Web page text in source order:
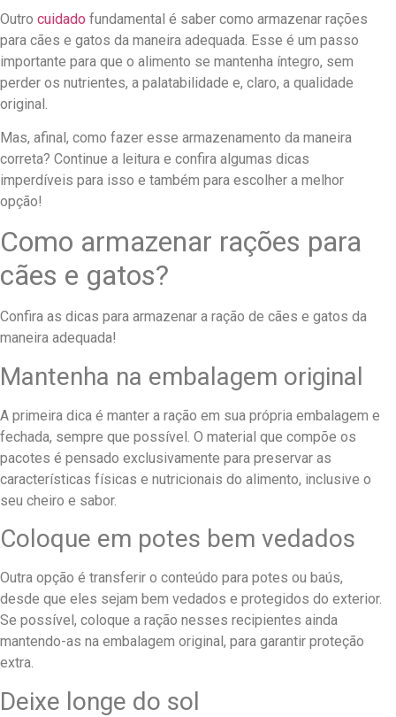
Outro cuidado fundamental é saber como armazenar rações
para cães e gatos da maneira adequada. Esse é um passo
importante para que o alimento se mantenha íntegro, sem
perder os nutrientes, a palatabilidade e, claro, a qualidade
original.
Mas, afinal, como fazer esse armazenamento da maneira
correta? Continue a leitura e confira algumas dicas
imperdíveis para isso e também para escolher a melhor
opção!
Como armazenar rações para
cães e gatos?
Confira as dicas para armazenar a ração de cães e gatos da
maneira adequada!
Mantenha na embalagem original
A primeira dica é manter a ração em sua própria embalagem e
fechada, sempre que possível. O material que compõe os
pacotes é pensado exclusivamente para preservar as
características físicas e nutricionais do alimento, inclusive o
seu cheiro e sabor.
Coloque em potes bem vedados
Outra opção é transferir o conteúdo para potes ou baús,
desde que eles sejam bem vedados e protegidos do exterior.
Se possível, coloque a ração nesses recipientes ainda
mantendo-as na embalagem original, para garantir proteção
extra.
Deixe longe do sol